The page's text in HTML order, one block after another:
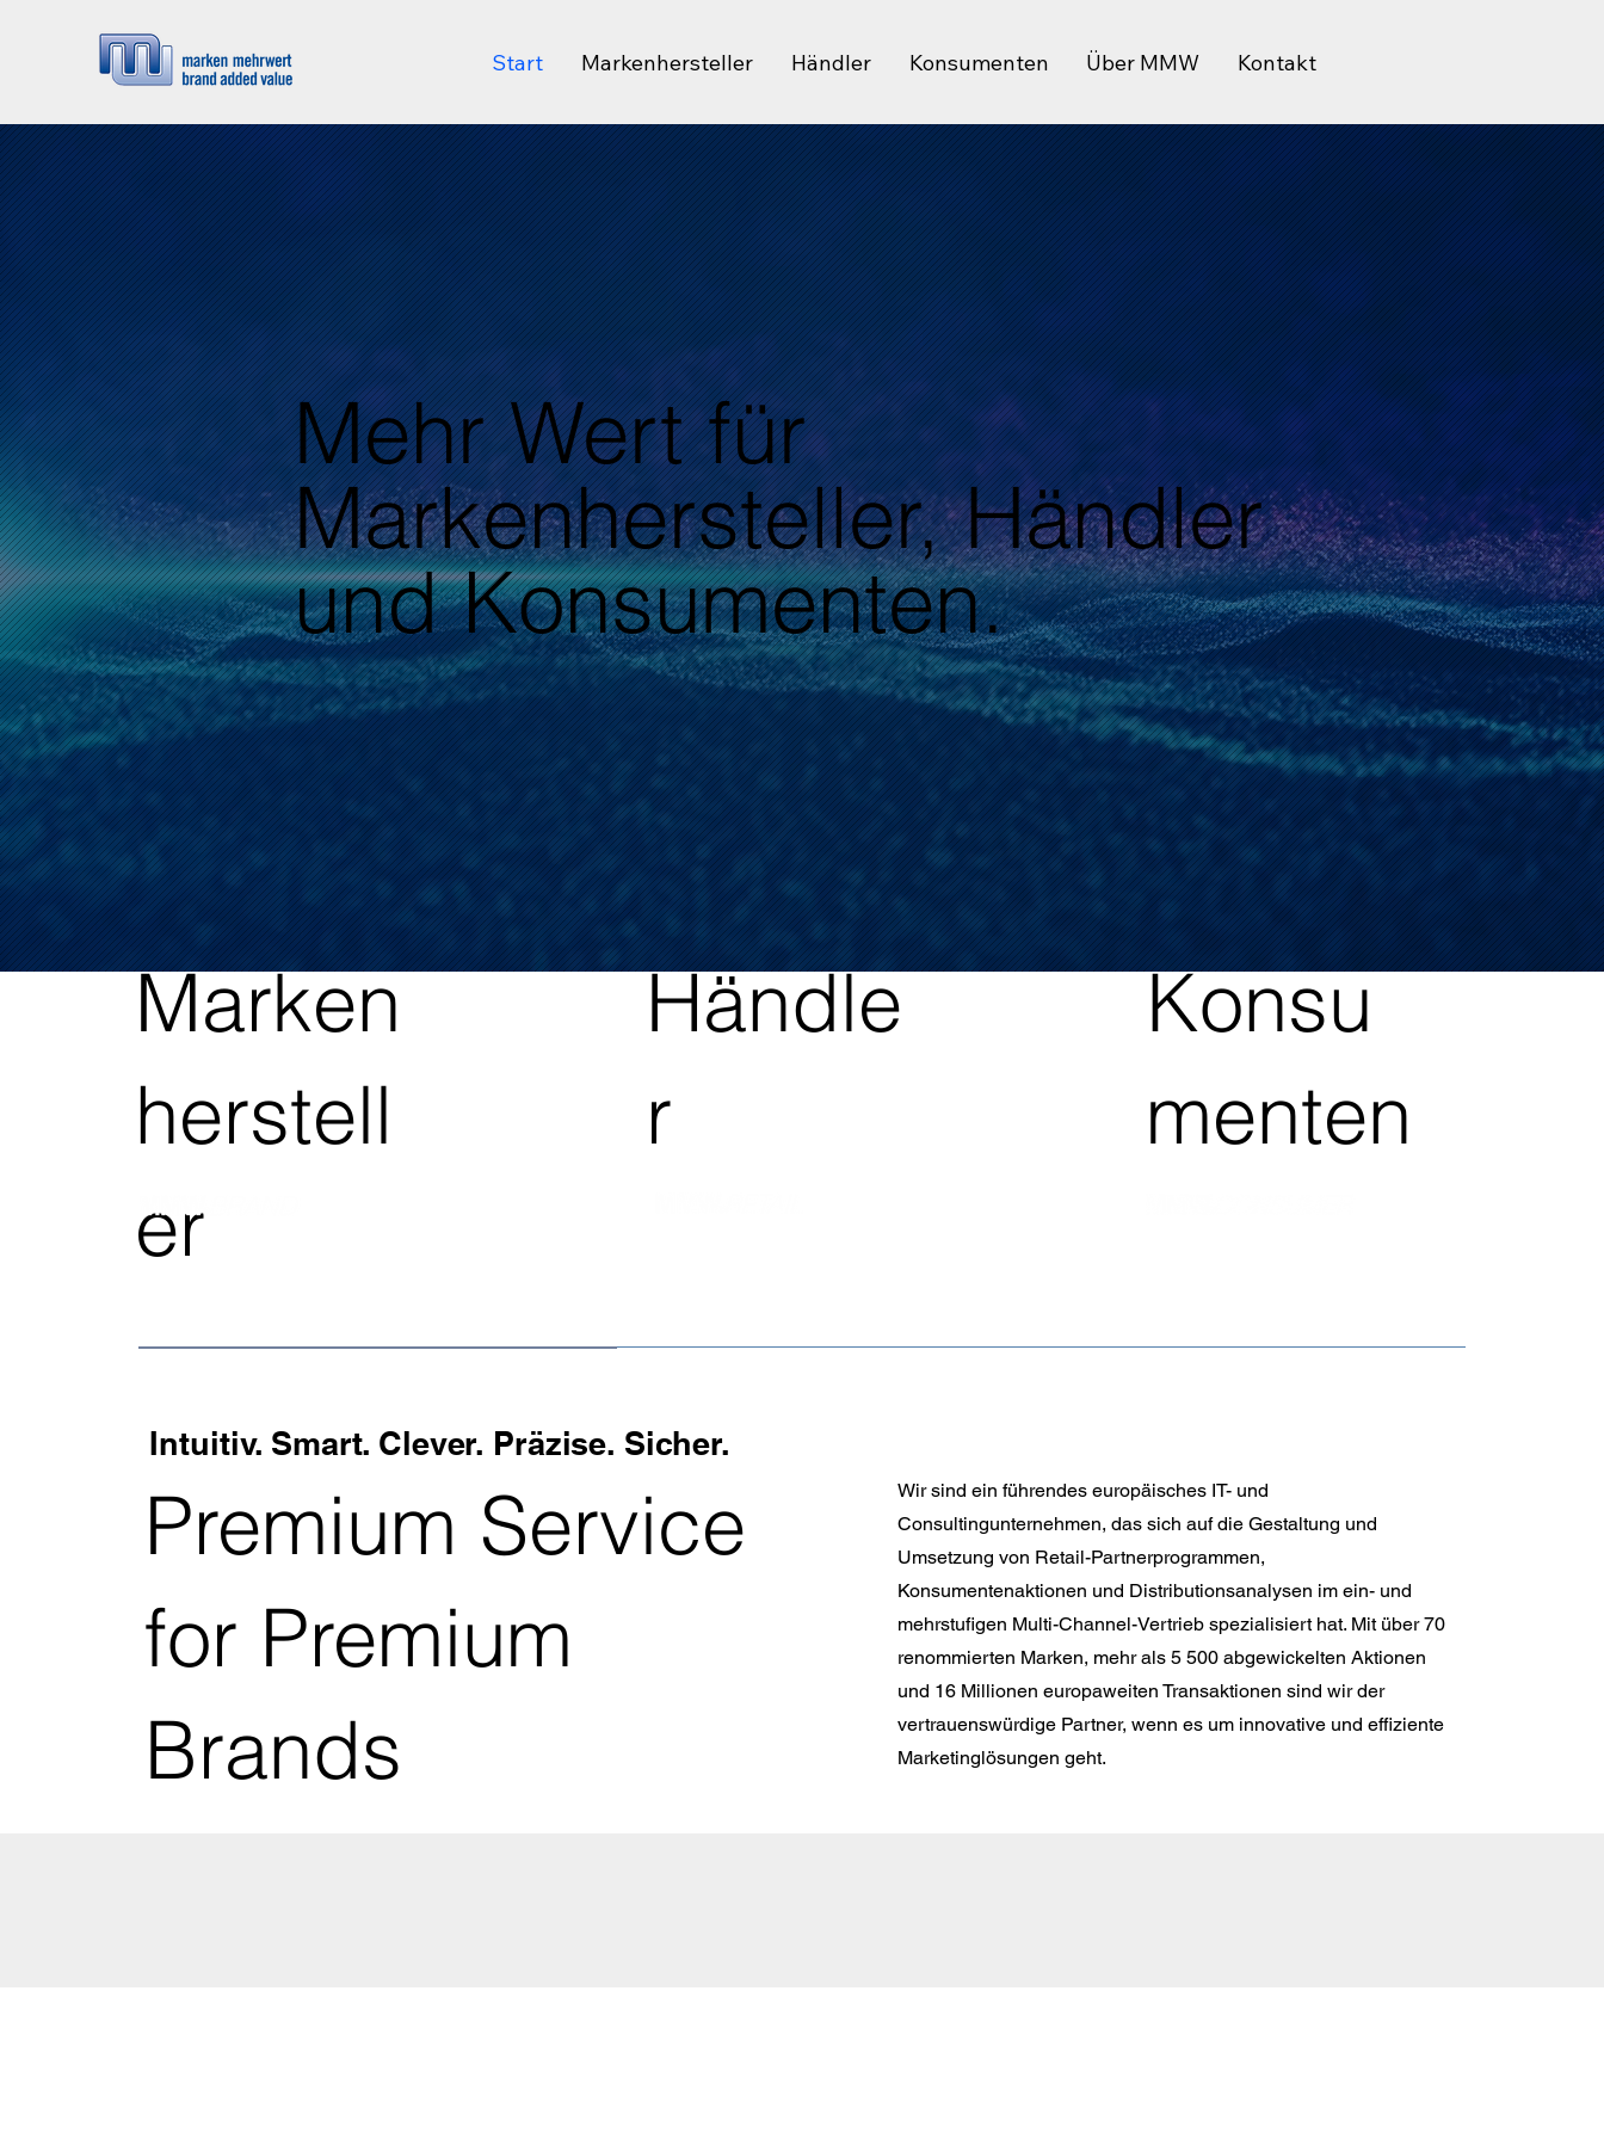
Start Markenhersteller Händler Konsumenten Über MMW Kontakt
Mehr Wert für
Markenhersteller, Händler
und Konsumenten.
Marken
herstell
er
Händle
r
Konsu
menten
Intuitiv. Smart. Clever. Präzise. Sicher.
Premium Service
for Premium
Brands
Wir sind ein führendes europäisches IT- und
Consultingunternehmen, das sich auf die Gestaltung und
Umsetzung von Retail-Partnerprogrammen,
Konsumentenaktionen und Distributionsanalysen im ein- und
mehrstufigen Multi-Channel-Vertrieb spezialisiert hat. Mit über 70
renommierten Marken, mehr als 5 500 abgewickelten Aktionen
und 16 Millionen europaweiten Transaktionen sind wir der
vertrauenswürdige Partner, wenn es um innovative und effiziente
Marketinglösungen geht.